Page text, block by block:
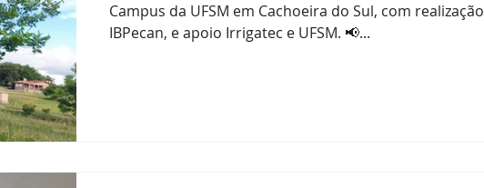
Campus da UFSM em Cachoeira do Sul, com realização
IBPecan, e apoio Irrigatec e UFSM. 📢...